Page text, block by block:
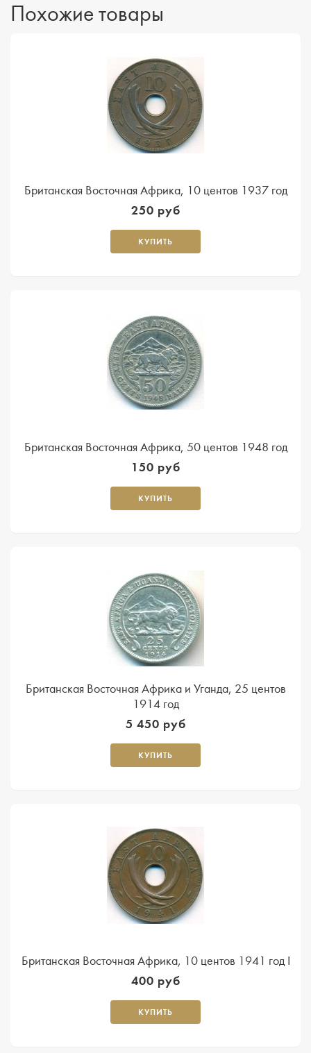
Похожие товары
Британская Восточная Африка, 10 центов 1937 год
250 руб
КУПИТЬ
Британская Восточная Африка, 50 центов 1948 год
150 руб
КУПИТЬ
Британская Восточная Африка и Уганда, 25 центов
1914 год
5 450 руб
КУПИТЬ
Британская Восточная Африка, 10 центов 1941 год I
400 руб
КУПИТЬ